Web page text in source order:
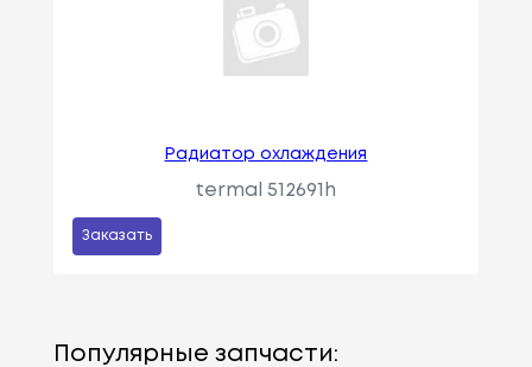
Радиатор охлаждения
termal 512691h
Заказать
Популярные запчасти: